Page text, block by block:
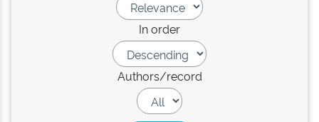
In order
Authors/record